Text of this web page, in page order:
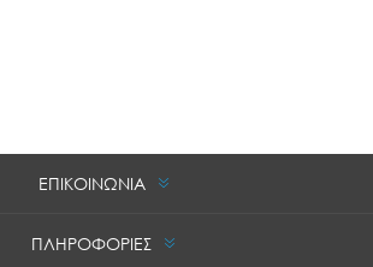
ΕΠΙΚΟΙΝΩΝΙΑ
ΠΛΗΡΟΦΟΡΙΕΣ